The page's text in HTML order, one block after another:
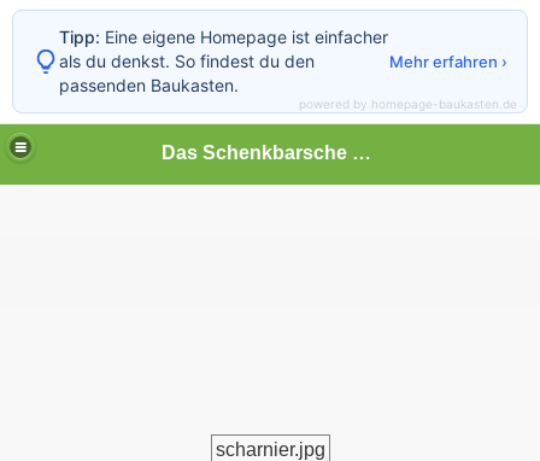
Das Schenkbarsche Haus in Biedenkopf
scharnier.jpg
Tipp: Eine eigene Homepage ist einfacher
als du denkst. So findest du den
passenden Baukasten.
Mehr erfahren ›
powered by homepage-baukasten.de